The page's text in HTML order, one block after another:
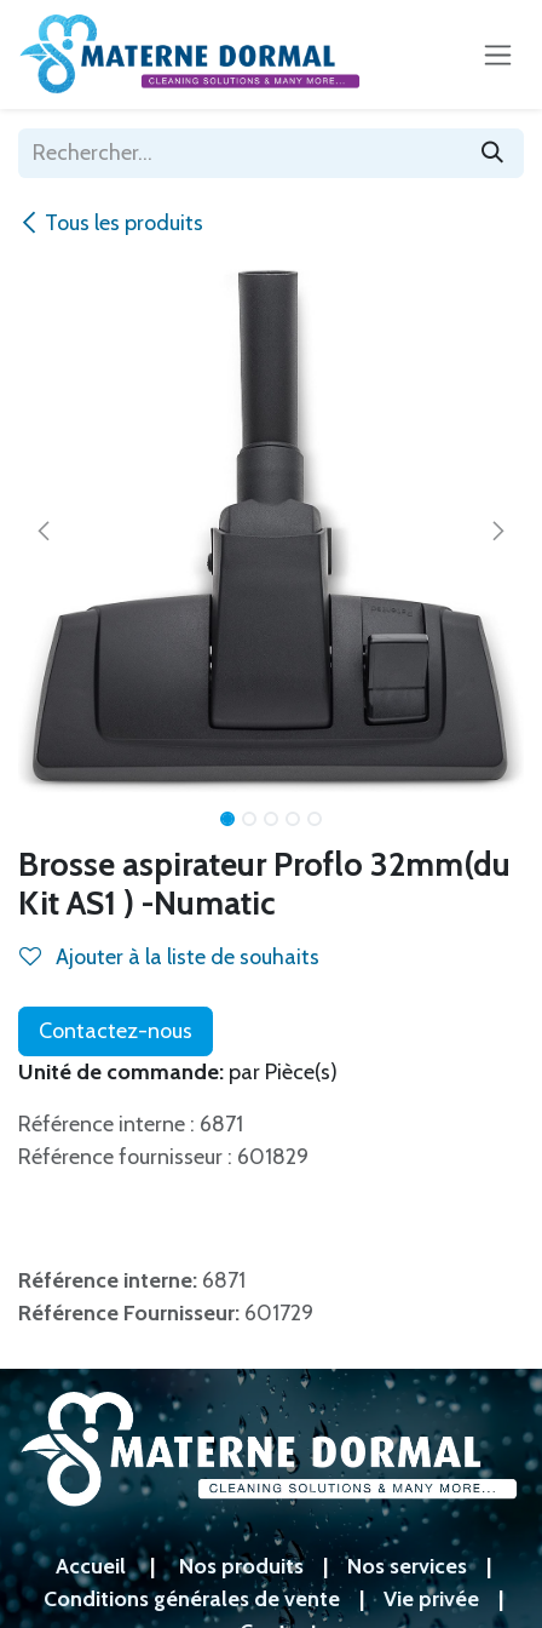
Se rendre au contenu
Tous les produits
Brosse aspirateur Proflo 32mm(du
Kit AS1 ) -Numatic
Ajouter à la liste de souhaits
Contactez-nous
Unité de commande: par Pièce(s)
Référence interne : 6871
Référence fournisseur : 601829
Référence interne: 6871
Référence Fournisseur: 601729
Accueil|Nos produits|Nos services|
Conditions générales de vente | Vie privée |